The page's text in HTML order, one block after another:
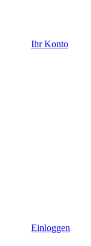
Ihr Konto
Einloggen